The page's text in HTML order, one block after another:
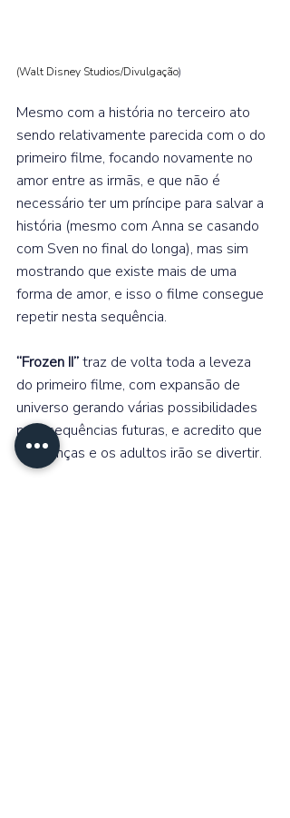
(Walt Disney Studios/Divulgação)
Mesmo com a história no terceiro ato
sendo relativamente parecida com o do
primeiro filme, focando novamente no
amor entre as irmãs, e que não é
necessário ter um príncipe para salvar a
história (mesmo com Anna se casando
com Sven no final do longa), mas sim
mostrando que existe mais de uma
forma de amor, e isso o filme consegue
repetir nesta sequência.⁣
“Frozen II” traz de volta toda a leveza
do primeiro filme, com expansão de
universo gerando várias possibilidades
para sequências futuras, e acredito que
as crianças e os adultos irão se divertir.